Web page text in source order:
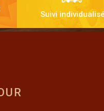
Suivi individualisé